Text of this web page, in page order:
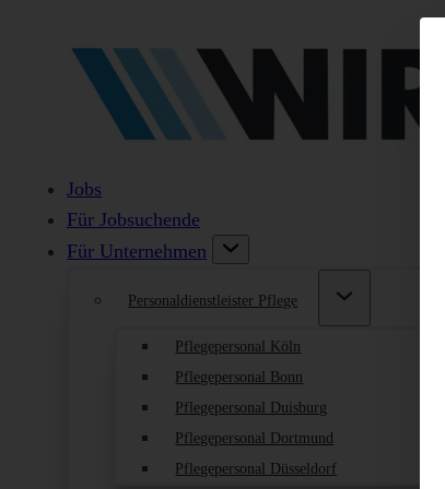
Jobs
Für Jobsuchende
Für Unternehmen
Personaldienstleister Pflege
Pflegepersonal Köln
Pflegepersonal Bonn
Pflegepersonal Duisburg
Pflegepersonal Dortmund
Pflegepersonal Düsseldorf